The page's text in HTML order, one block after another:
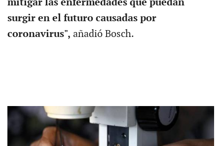
mitigar las enfermedades que puedan
surgir en el futuro causadas por
coronavirus", añadió Bosch.